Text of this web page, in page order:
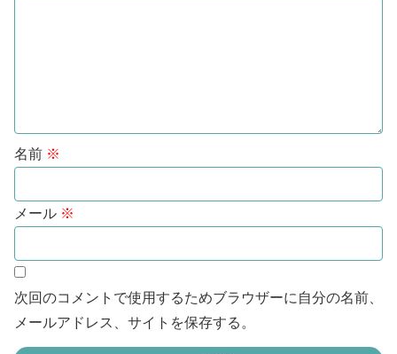
名前 ※
メール ※
次回のコメントで使用するためブラウザーに自分の名前、
メールアドレス、サイトを保存する。